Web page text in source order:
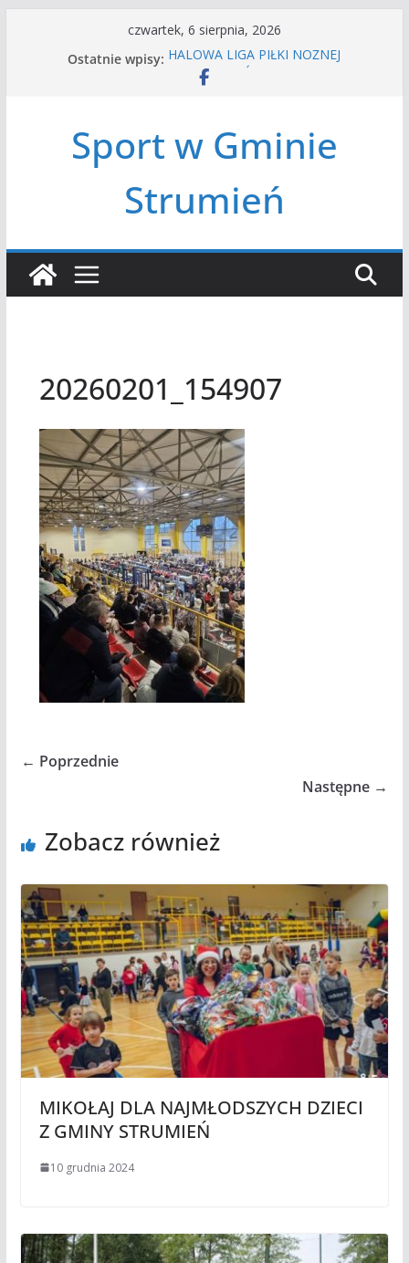
czwartek, 6 sierpnia, 2026
Ostatnie wpisy: HALOWA LIGA PIŁKI NOŻNEJ
LATO W MIEŚCIE’2026
Czwórbój lekkoatletyczny
Sport w Gminie
Strumień
20260201_154907
← Poprzednie
Następne →
Zobacz również
MIKOŁAJ DLA NAJMŁODSZYCH DZIECI
Z GMINY STRUMIEŃ
10 grudnia 2024